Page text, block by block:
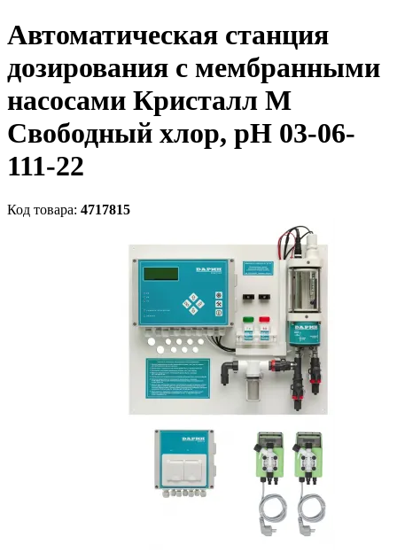
Автоматическая станция
дозирования c мембранными
насосами Кристалл М
Свободный хлор, рН 03-06-
111-22
Код товара: 4717815